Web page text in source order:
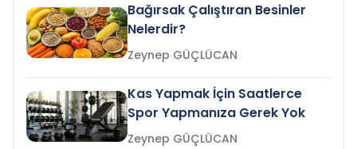
Bağırsak Çalıştıran Besinler
Nelerdir?
Zeynep GÜÇLÜCAN
Kas Yapmak İçin Saatlerce
Spor Yapmanıza Gerek Yok
Zeynep GÜÇLÜCAN